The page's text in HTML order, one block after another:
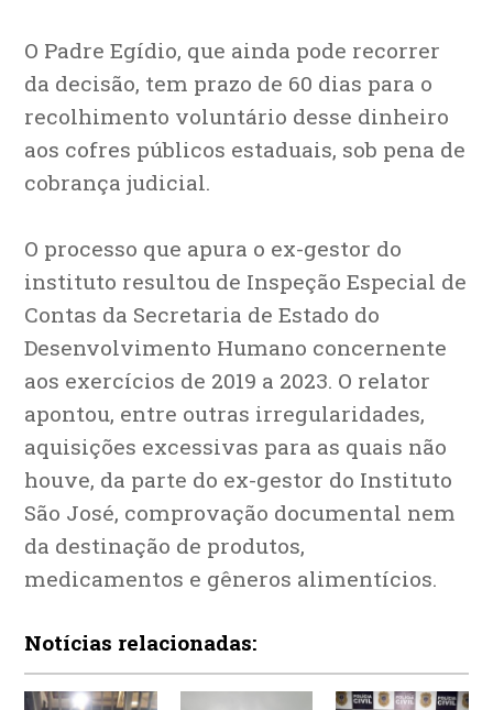
O Padre Egídio, que ainda pode recorrer
da decisão, tem prazo de 60 dias para o
recolhimento voluntário desse dinheiro
aos cofres públicos estaduais, sob pena de
cobrança judicial.
O processo que apura o ex-gestor do
instituto resultou de Inspeção Especial de
Contas da Secretaria de Estado do
Desenvolvimento Humano concernente
aos exercícios de 2019 a 2023. O relator
apontou, entre outras irregularidades,
aquisições excessivas para as quais não
houve, da parte do ex-gestor do Instituto
São José, comprovação documental nem
da destinação de produtos,
medicamentos e gêneros alimentícios.
Notícias relacionadas: